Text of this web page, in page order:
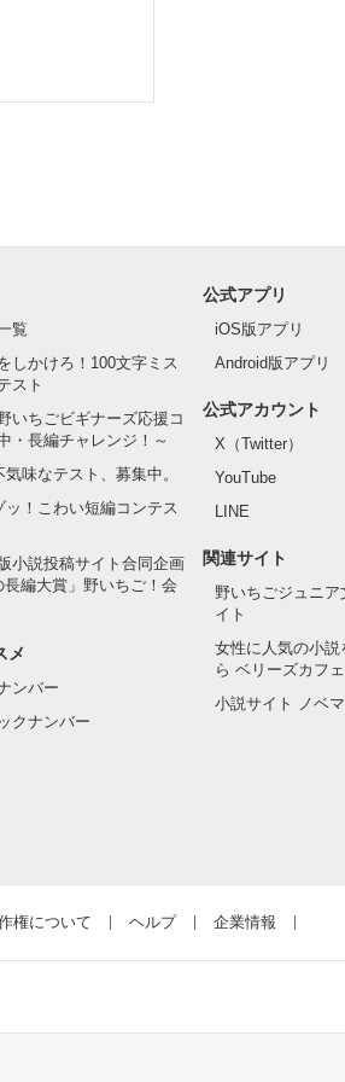
覧
しかけろ！100文字ミス
スト
いちごビギナーズ応援コ
・長編チャレンジ！～
味なテスト、募集中。
ッ！こわい短編コンテス
小説投稿サイト合同企画
長編大賞」野いちご！会
メ
ンバー
クナンバー
公式アプリ
iOS版アプリ
Android版アプリ
公式アカウント
X（Twitter）
YouTube
LINE
関連サイト
野いちごジュニア
イト
女性に人気の小説
ら ベリーズカフェ
小説サイト ノベマ
権について ヘルプ 企業情報